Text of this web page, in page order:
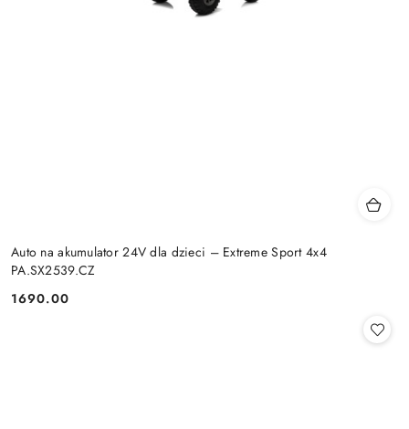
Auto na akumulator 24V dla dzieci – Extreme Sport 4x4
PA.SX2539.CZ
Cena:
1690.00